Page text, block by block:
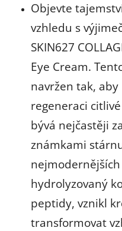
Objevte
vzhledu s
SKIN627
Eye Cream.
navržen tak,
regeneraci
bývá nejčastěji
známkami
hydrolyzovaný
peptidy, vznikl
transformovat